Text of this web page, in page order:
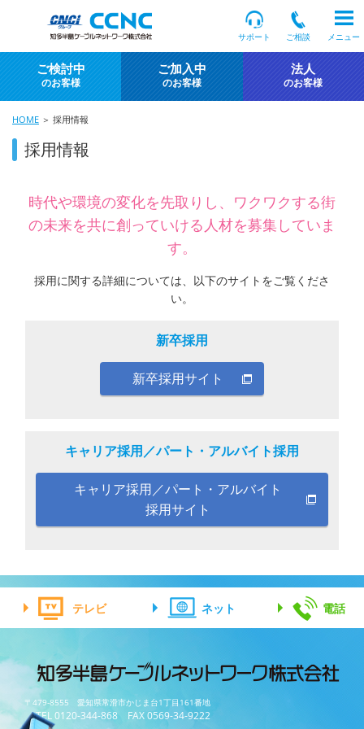
サポート ご相談 メニュー
ご検討中
のお客様
ご加入中
のお客様
法人
のお客様
HOME ＞ 採用情報
採用情報
時代や環境の変化を先取りし、ワクワクする街
の未来を共に創っていける人材を募集していま
す。
採用に関する詳細については、以下のサイトをご覧くださ
い。
新卒採用
新卒採用サイト
キャリア採用／パート・アルバイト採用
キャリア採用／パート・アルバイト
採用サイト
テレビ ネット 電話
〒479-8555 愛知県常滑市かじま台1丁目161番地
TEL 0120-344-868 FAX 0569-34-9222